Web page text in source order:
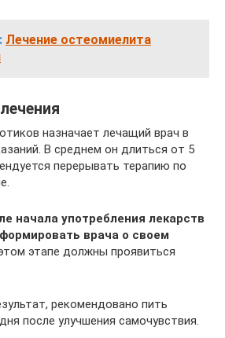
Лечение остеомиелита
назначает лечащий врач в
В среднем он длиться от 5
перерывать терапию по
начала употребления лекарств
врача о своем
этапе должны проявиться
рекомендовано пить
после улучшения самочувствия.